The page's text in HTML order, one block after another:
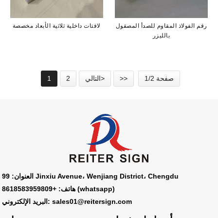
لافتات داخلية ثلاثية الأبعاد مخصصة
رقم الفولاذ المقاوم للصدأ المصقول
بالليزر
1 2 التالي> >> صفحة 1/2
العنوان: 99 Jinxiu Avenue، Wenjiang District، Chengdu
هاتف: +8618583959809 (whatsapp)
البريد الإلكتروني: sales01@reitersign.com